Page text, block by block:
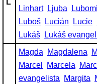
Linhart Ljuba Lubomil
Luboš
Lucián Lucie
Lukáš
Lukáš
Magda Magdalena
Marcel
Marcela
evangelista
Margita